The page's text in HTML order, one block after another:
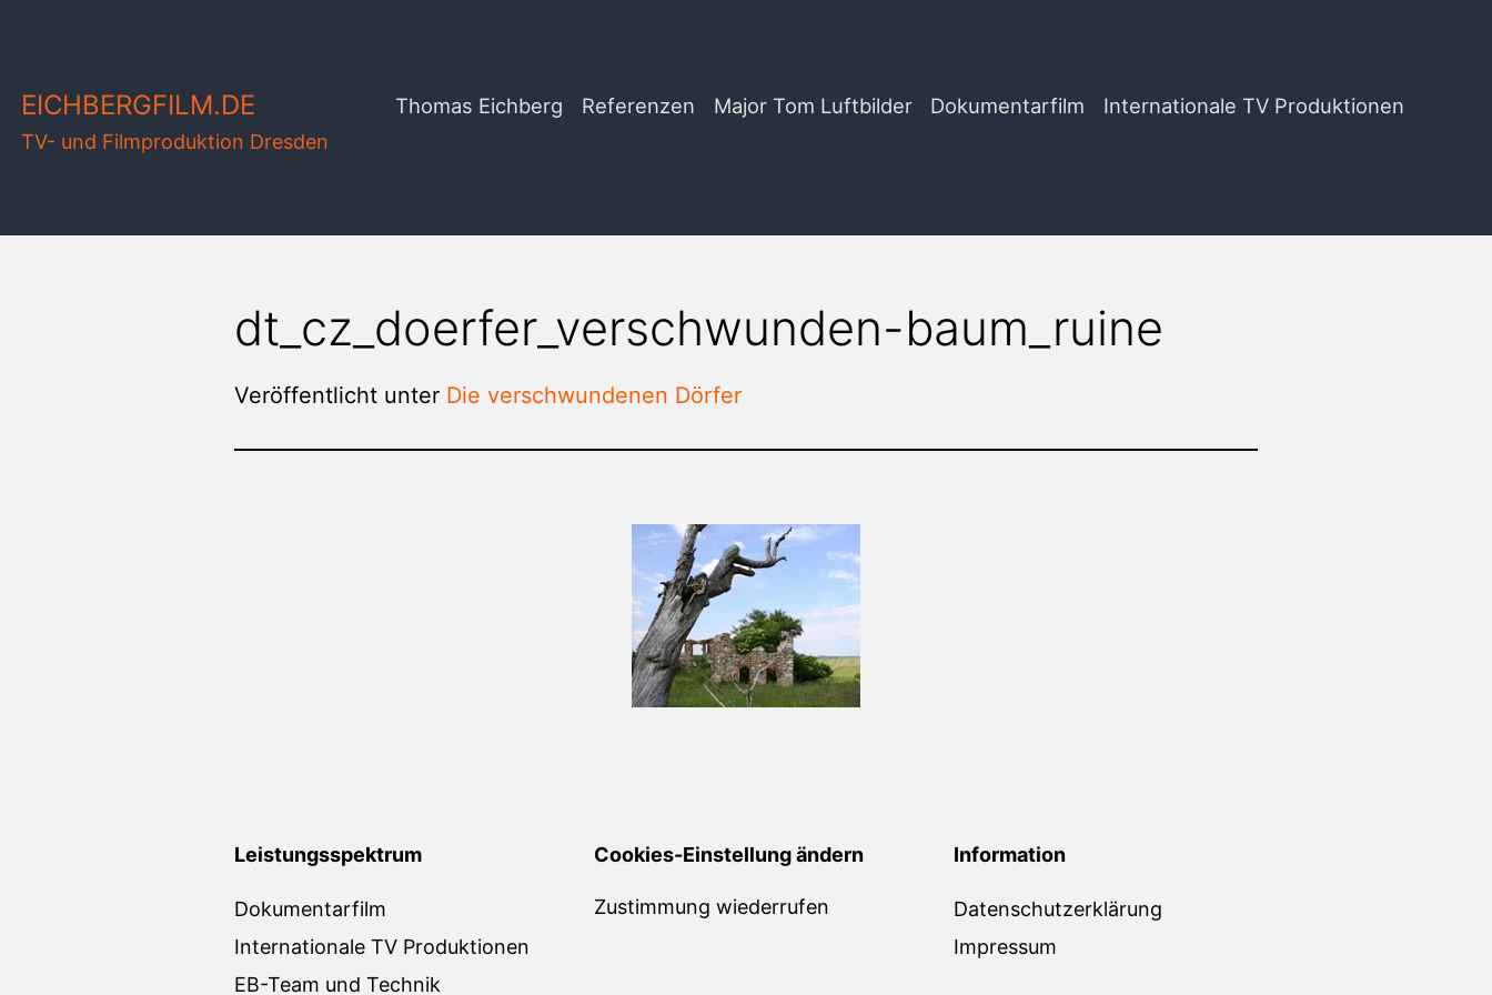
springen
EICHBERGFILM.DE
TV- und Filmproduktion Dresden
Thomas Eichberg Referenzen Major Tom Luftbilder Dokumentarfilm Internationale TV Produktionen
dt_cz_doerfer_verschwunden-baum_ruine
Veröffentlicht unter Die verschwundenen Dörfer
Leistungsspektrum
Dokumentarfilm
Internationale TV Produktionen
EB-Team und Technik
Cookies-Einstellung ändern
Zustimmung wiederrufen
Information
Datenschutzerklärung
Impressum